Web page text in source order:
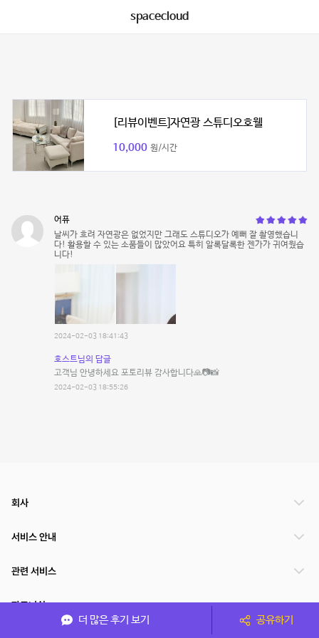
spacecloud
[리뷰이벤트]자연광 스튜디오호웰
10,000 원/시간
어퓨
날씨가 흐려 자연광은 없었지만 그래도 스튜디오가 예뻐 잘 촬영했습니
다! 활용할 수 있는 소품들이 많았어요 특히 알록달록한 젠가가 귀여웠습
니다!
2024-02-03 18:41:43
호스트님의 답글
고객님 안녕하세요 포토리뷰 감사합니다🙏📷📸
2024-02-03 18:55:26
더 많은 후기 보기 공유하기
회사
서비스 안내
관련 서비스
파트너쉽